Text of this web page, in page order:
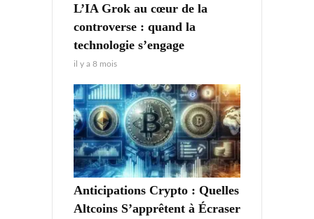
L’IA Grok au cœur de la
controverse : quand la
technologie s’engage
il y a 8 mois
Anticipations Crypto : Quelles
Altcoins S’apprêtent à Écraser